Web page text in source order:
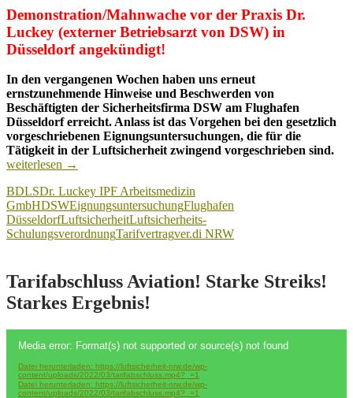
Demonstration/Mahnwache vor der Praxis Dr.
Luckey (externer Betriebsarzt von DSW) in
Düsseldorf angekündigt!
In den vergangenen Wochen haben uns erneut
ernstzunehmende Hinweise und Beschwerden von
Beschäftigten der Sicherheitsfirma DSW am Flughafen
Düsseldorf erreicht. Anlass ist das Vorgehen bei den gesetzlich
vorgeschriebenen Eignungsuntersuchungen, die für die
Tätigkeit in der Luftsicherheit zwingend vorgeschrieben sind.
weiterlesen →
BDLSDr. Luckey IPF Arbeitsmedizin
GmbHDSWEignungsuntersuchungFlughafen
DüsseldorfLuftsicherheitLuftsicherheits-
SchulungsverordnungTarifvertragver.di NRW
Tarifabschluss Aviation! Starke Streiks!
Starkes Ergebnis!
Player
Media error: Format(s) not supported or source(s) not found
Datei herunterladen: https://luftsicherheit-nrw.de/wp-
content/uploads/2022/03/tarifabschluss.mp4?_=1
Datei herunterladen: https://luftsicherheit-nrw.de/wp-
content/uploads/2022/03/tarifabschluss.mp4?_=1